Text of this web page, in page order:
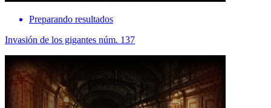
Preparando resultados
Invasión de los gigantes núm. 137